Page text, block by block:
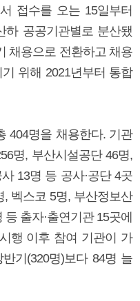
접수를 오는 15일부터
하 공공기관별로 분산됐
채용으로 전환하고 채용
위해 2021년부터 통합
404명을 채용한다. 기관
명, 부산시설공단 46명,
13명 등 공사·공단 4곳
, 벡스코 5명, 부산정보산
출자·출연기관 15곳에
행 이후 참여 기관이 가
기(320명)보다 84명 늘